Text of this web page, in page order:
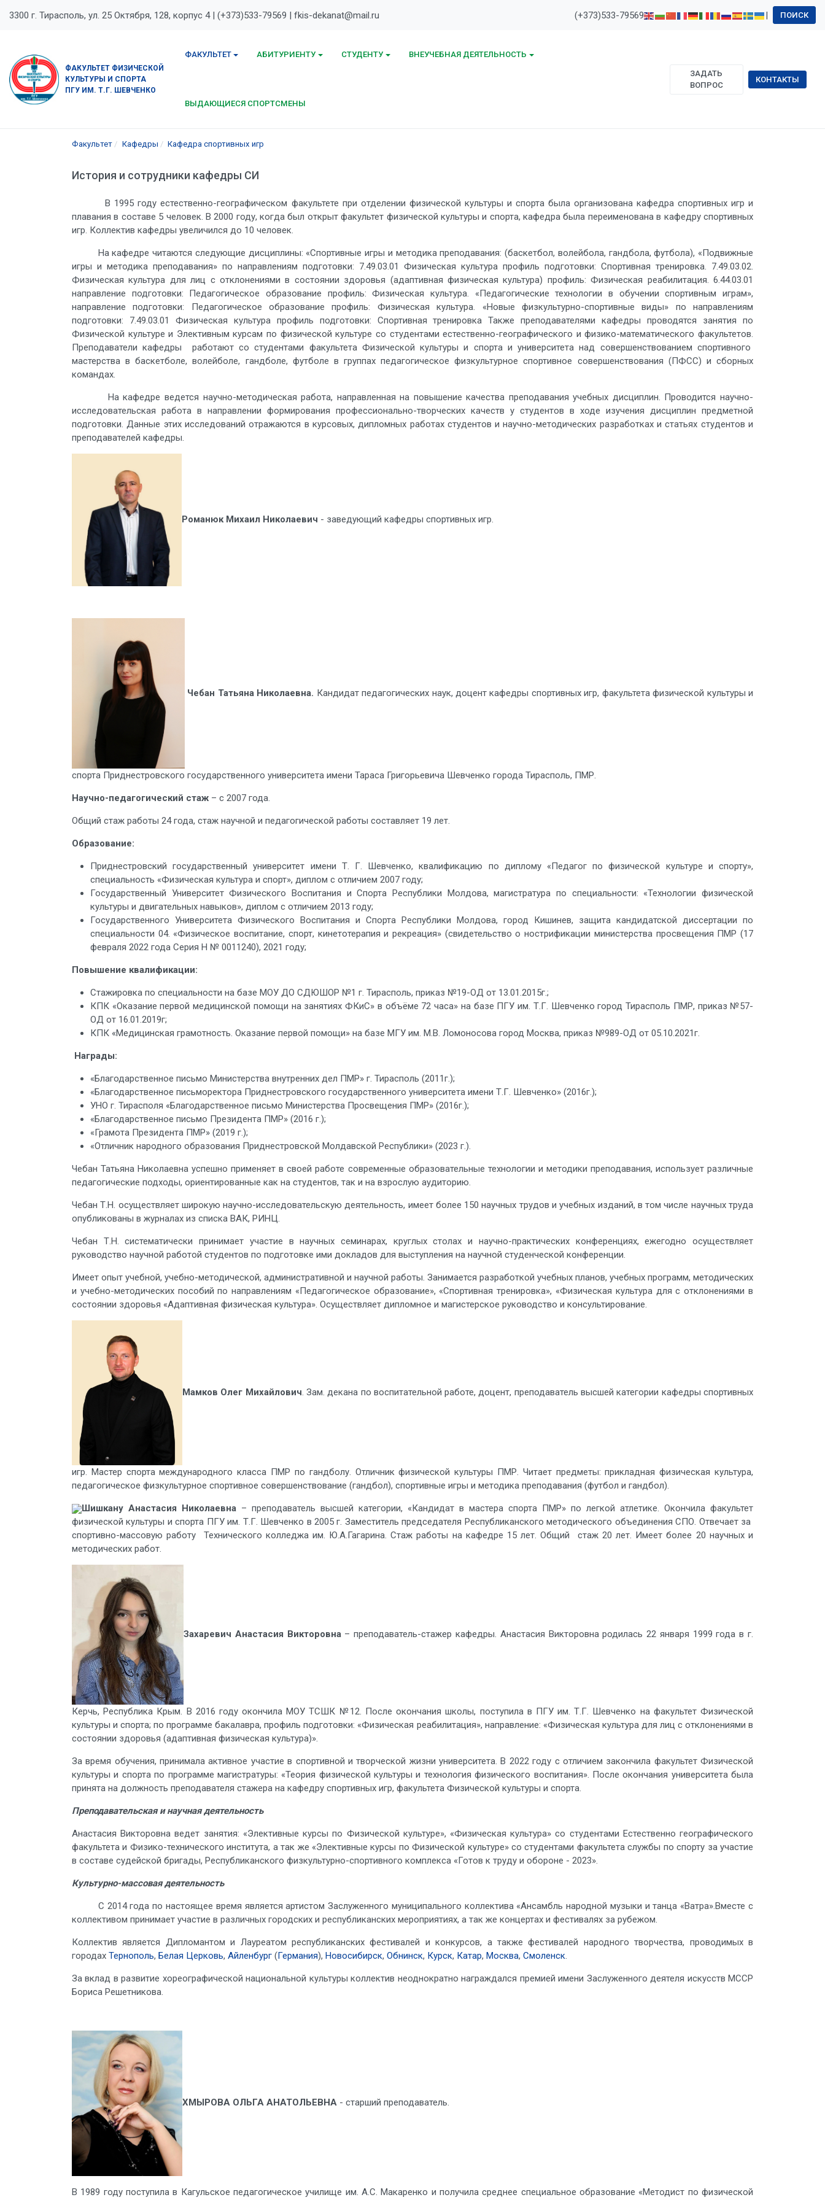
3300 г. Тирасполь, ул. 25 Октября, 128, корпус 4 | (+373)533-79569 | fkis-dekanat@mail.ru (+373)533-79569 | ПОИСК
ФАКУЛЬТЕТ ФИЗИЧЕСКОЙ
КУЛЬТУРЫ И СПОРТА
ПГУ ИМ. Т.Г. ШЕВЧЕНКО
ФАКУЛЬТЕТ АБИТУРИЕНТУ СТУДЕНТУ ВНЕУЧЕБНАЯ ДЕЯТЕЛЬНОСТЬ
ВЫДАЮЩИЕСЯ СПОРТСМЕНЫ
ЗАДАТЬ
ВОПРОС
КОНТАКТЫ
Факультет Кафедры Кафедра спортивных игр
История и сотрудники кафедры СИ
В 1995 году естественно-географическом факультете при отделении физической культуры и спорта была организована кафедра спортивных игр и
плавания в составе 5 человек. В 2000 году, когда был открыт факультет физической культуры и спорта, кафедра была переименована в кафедру спортивных
игр. Коллектив кафедры увеличился до 10 человек.
На кафедре читаются следующие дисциплины: «Спортивные игры и методика преподавания: (баскетбол, волейбола, гандбола, футбола), «Подвижные
игры и методика преподавания» по направлениям подготовки: 7.49.03.01 Физическая культура профиль подготовки: Спортивная тренировка. 7.49.03.02.
Физическая культура для лиц с отклонениями в состоянии здоровья (адаптивная физическая культура) профиль: Физическая реабилитация. 6.44.03.01
направление подготовки: Педагогическое образование профиль: Физическая культура. «Педагогические технологии в обучении спортивным играм»,
направление подготовки: Педагогическое образование профиль: Физическая культура. «Новые физкультурно-спортивные виды» по направлениям
подготовки: 7.49.03.01 Физическая культура профиль подготовки: Спортивная тренировка Также преподавателями кафедры проводятся занятия по
Физической культуре и Элективным курсам по физической культуре со студентами естественно-географического и физико-математического факультетов.
Преподаватели кафедры работают со студентами факультета Физической культуры и спорта и университета над совершенствованием спортивного
мастерства в баскетболе, волейболе, гандболе, футболе в группах педагогическое физкультурное спортивное совершенствования (ПФСС) и сборных
командах.
На кафедре ведется научно-методическая работа, направленная на повышение качества преподавания учебных дисциплин. Проводится научно-
исследовательская работа в направлении формирования профессионально-творческих качеств у студентов в ходе изучения дисциплин предметной
подготовки. Данные этих исследований отражаются в курсовых, дипломных работах студентов и научно-методических разработках и статьях студентов и
преподавателей кафедры.
Романюк Михаил Николаевич - заведующий кафедры спортивных игр.
Чебан Татьяна Николаевна. Кандидат педагогических наук, доцент кафедры спортивных игр, факультета физической культуры и
спорта Приднестровского государственного университета имени Тараса Григорьевича Шевченко города Тирасполь, ПМР.
Научно-педагогический стаж – с 2007 года.
Общий стаж работы 24 года, стаж научной и педагогической работы составляет 19 лет.
Образование:
Приднестровский государственный университет имени Т. Г. Шевченко, квалификацию по диплому «Педагог по физической культуре и спорту»,
специальность «Физическая культура и спорт», диплом с отличием 2007 году;
Государственный Университет Физического Воспитания и Спорта Республики Молдова, магистратура по специальности: «Технологии физической
культуры и двигательных навыков», диплом с отличием 2013 году;
Государственного Университета Физического Воспитания и Спорта Республики Молдова, город Кишинев, защита кандидатской диссертации по
специальности 04. «Физическое воспитание, спорт, кинетотерапия и рекреация» (свидетельство о нострификации министерства просвещения ПМР (17
февраля 2022 года Серия Н № 0011240), 2021 году;
Повышение квалификации:
Стажировка по специальности на базе МОУ ДО СДЮШОР №1 г. Тирасполь, приказ №19-ОД от 13.01.2015г.;
КПК «Оказание первой медицинской помощи на занятиях ФКиС» в объёме 72 часа» на базе ПГУ им. Т.Г. Шевченко город Тирасполь ПМР, приказ №57-
ОД от 16.01.2019г;
КПК «Медицинская грамотность. Оказание первой помощи» на базе МГУ им. М.В. Ломоносова город Москва, приказ №989-ОД от 05.10.2021г.
Награды:
«Благодарственное письмо Министерства внутренних дел ПМР» г. Тирасполь (2011г.);
«Благодарственное письморектора Приднестровского государственного университета имени Т.Г. Шевченко» (2016г.);
УНО г. Тирасполя «Благодарственное письмо Министерства Просвещения ПМР» (2016г.);
«Благодарственное письмо Президента ПМР» (2016 г.);
«Грамота Президента ПМР» (2019 г.);
«Отличник народного образования Приднестровской Молдавской Республики» (2023 г.).
Чебан Татьяна Николаевна успешно применяет в своей работе современные образовательные технологии и методики преподавания, использует различные
педагогические подходы, ориентированные как на студентов, так и на взрослую аудиторию.
Чебан Т.Н. осуществляет широкую научно-исследовательскую деятельность, имеет более 150 научных трудов и учебных изданий, в том числе научных труда
опубликованы в журналах из списка ВАК, РИНЦ.
Чебан Т.Н. систематически принимает участие в научных семинарах, круглых столах и научно-практических конференциях, ежегодно осуществляет
руководство научной работой студентов по подготовке ими докладов для выступления на научной студенческой конференции.
Имеет опыт учебной, учебно-методической, административной и научной работы. Занимается разработкой учебных планов, учебных программ, методических
и учебно-методических пособий по направлениям «Педагогическое образование», «Спортивная тренировка», «Физическая культура для с отклонениями в
состоянии здоровья «Адаптивная физическая культура». Осуществляет дипломное и магистерское руководство и консультирование.
Мамков Олег Михайлович. Зам. декана по воспитательной работе, доцент, преподаватель высшей категории кафедры спортивных
игр. Мастер спорта международного класса ПМР по гандболу. Отличник физической культуры ПМР. Читает предметы: прикладная физическая культура,
педагогическое физкультурное спортивное совершенствование (гандбол), спортивные игры и методика преподавания (футбол и гандбол).
Шишкану Анастасия Николаевна – преподаватель высшей категории, «Кандидат в мастера спорта ПМР» по легкой атлетике. Окончила факультет
физической культуры и спорта ПГУ им. Т.Г. Шевченко в 2005 г. Заместитель председателя Республиканского методического объединения СПО. Отвечает за
спортивно-массовую работу Технического колледжа им. Ю.А.Гагарина. Стаж работы на кафедре 15 лет. Общий стаж 20 лет. Имеет более 20 научных и
методических работ.
Захаревич Анастасия Викторовна– преподаватель-стажер кафедры. Анастасия Викторовна родилась 22 января 1999 года в г.
Керчь, Республика Крым. В 2016 году окончила МОУ ТСШК №12. После окончания школы, поступила в ПГУ им. Т.Г. Шевченко на факультет Физической
культуры и спорта; по программе бакалавра, профиль подготовки: «Физическая реабилитация», направление: «Физическая культура для лиц с отклонениями в
состоянии здоровья (адаптивная физическая культура)».
За время обучения, принимала активное участие в спортивной и творческой жизни университета. В 2022 году с отличием закончила факультет Физической
культуры и спорта по программе магистратуры: «Теория физической культуры и технология физического воспитания». После окончания университета была
принята на должность преподавателя стажера на кафедру спортивных игр, факультета Физической культуры и спорта.
Преподавательская и научная деятельность
Анастасия Викторовна ведет занятия: «Элективные курсы по Физической культуре», «Физическая культура» со студентами Естественно географического
факультета и Физико-технического института, а так же «Элективные курсы по Физической культуре» со студентами факультета службы по спорту за участие
в составе судейской бригады, Республиканского физкультурно-спортивного комплекса «Готов к труду и обороне - 2023».
Культурно-массовая деятельность
С 2014 года по настоящее время является артистом Заслуженного муниципального коллектива «Ансамбль народной музыки и танца «Ватра».Вместе с
коллективом принимает участие в различных городских и республиканских мероприятиях, а так же концертах и фестивалях за рубежом.
Коллектив является Дипломантом и Лауреатом республиканских фестивалей и конкурсов, а также фестивалей народного творчества, проводимых в
городах Тернополь, Белая Церковь, Айленбург (Германия), Новосибирск, Обнинск, Курск, Катар, Москва, Смоленск.
За вклад в развитие хореографической национальной культуры коллектив неоднократно награждался премией имени Заслуженного деятеля искусств МССР
Бориса Решетникова.
ХМЫРОВА ОЛЬГА АНАТОЛЬЕВНА - старший преподаватель.
В 1989 году поступила в Кагульское педагогическое училище им. А.С. Макаренко и получила среднее специальное образование «Методист по физической